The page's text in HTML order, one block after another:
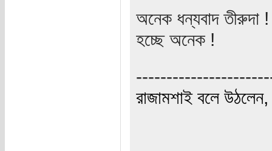
অনেক ধন্যবাদ তীরুদা
হচ্ছে অনেক !
রাজামশাই বলে